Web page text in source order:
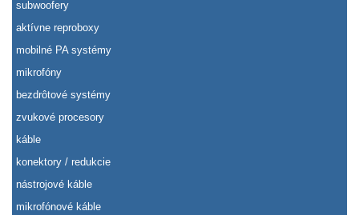
subwoofery
aktívne reproboxy
mobilné PA systémy
mikrofóny
bezdrôtové systémy
zvukové procesory
káble
konektory / redukcie
nástrojové káble
mikrofónové káble